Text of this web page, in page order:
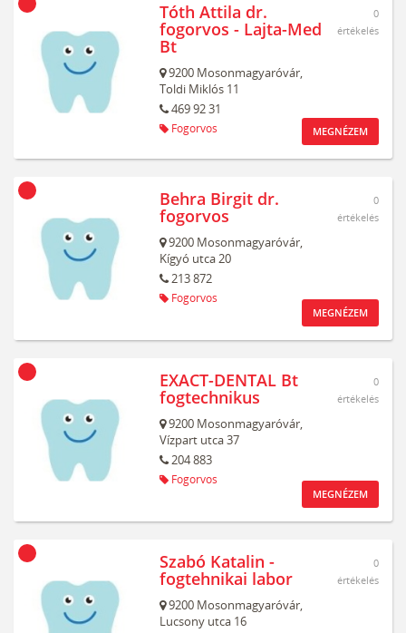
Tóth Attila dr.
fogorvos - Lajta-Med
Bt
9200 Mosonmagyaróvár,
Toldi Miklós 11
469 92 31
Fogorvos
0
értékelés
MEGNÉZEM
Behra Birgit dr.
fogorvos
9200 Mosonmagyaróvár,
Kígyó utca 20
213 872
Fogorvos
0
értékelés
MEGNÉZEM
EXACT-DENTAL Bt
fogtechnikus
9200 Mosonmagyaróvár,
Vízpart utca 37
204 883
Fogorvos
0
értékelés
MEGNÉZEM
Szabó Katalin -
fogtehnikai labor
9200 Mosonmagyaróvár,
Lucsony utca 16
0
értékelés